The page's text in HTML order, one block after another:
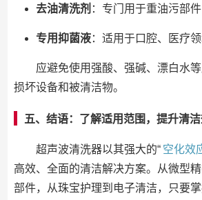
去油清洗剂 ：专门用于重油污部件
专用抑菌液：适用于口腔、医疗领
应避免使用强酸、强碱、漂白水
损坏设备和被清洁物。
五、结语：了解适用范围，提升清
超声波清洗器以其强大的“ 空化效
高效、全面的清洁解决方案。从微型
部件，从珠宝护理到电子清洁，只要